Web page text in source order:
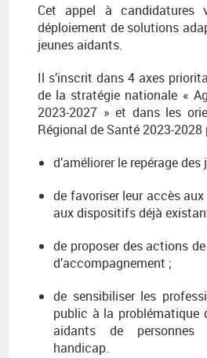
Cet appel à candidatures
déploiement de solutions
jeunes aidants.
Il s’inscrit dans 4 axes
de la stratégie nationale «
2023-2027 » et dans les
Régional de Santé 2023-
d’améliorer le repérage
de favoriser leur accès
aux dispositifs déjà
de proposer des actions
d’accompagnement ;
de sensibiliser les
public à la problématique
aidants de
handicap.